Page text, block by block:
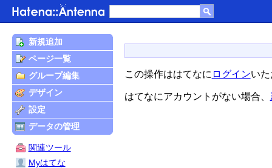
この操作ははてなに ログインい
はてなにアカウントがない場合、
新規追加
ページ一覧
グループ編集
デザイン
設定
データの管理
関連ツール
Myはてな